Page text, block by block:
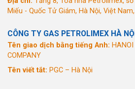
Kiềng bếp chắc chắn
độ bền cao, giúp cố định nồi/chảo chắc
gas để nấu nướng.
Miếu - Quốc Tử Giám, Hà Nội, Việt
CÔNG TY GAS PETROLIMEX HÀ
Tên giao dịch bằng tiếng Anh:
COMPANY
Tên viết tắt: PGC – Hà Nội